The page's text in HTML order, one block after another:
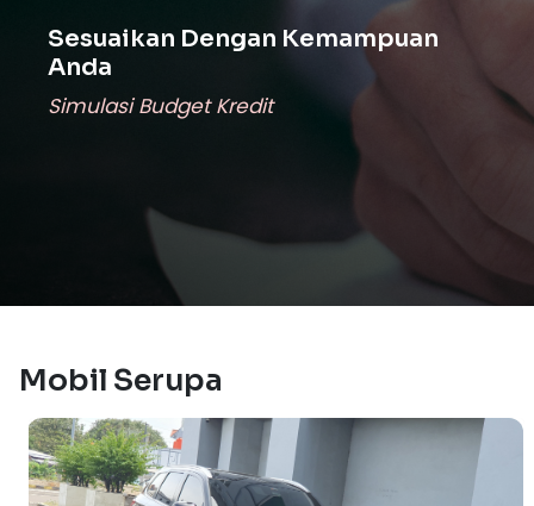
Sesuaikan Dengan Kemampuan
Anda
Simulasi Budget Kredit
Mobil Serupa